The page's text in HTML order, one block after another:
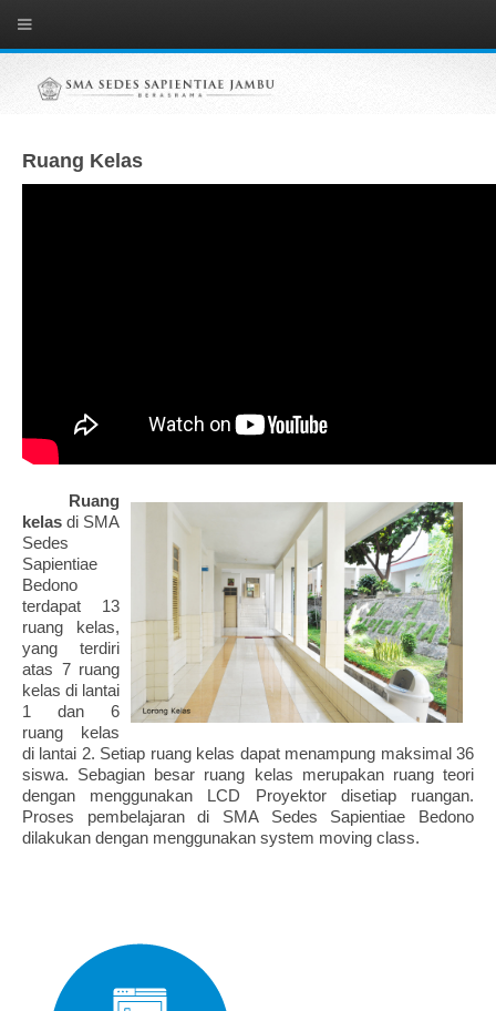
Ruang Kelas
Ruang
kelas di SMA
Sedes
Sapientiae
Bedono
terdapat 13
ruang kelas,
yang terdiri
atas 7 ruang
kelas di lantai
1 dan 6
ruang kelas
di lantai 2. Setiap ruang kelas dapat menampung maksimal 36
siswa. Sebagian besar ruang kelas merupakan ruang teori
dengan menggunakan LCD Proyektor disetiap ruangan.
Proses pembelajaran di SMA Sedes Sapientiae Bedono
dilakukan dengan menggunakan system moving class.